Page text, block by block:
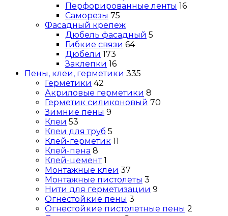
Перфорированные ленты 16
Саморезы 75
Фасадный крепеж
Дюбель фасадный 5
Гибкие связи 64
Дюбели 173
Заклепки 16
Пены, клеи, герметики 335
Герметики 42
Акриловые герметики 8
Герметик силиконовый 70
Зимние пены 9
Клеи 53
Клеи для труб 5
Клей-герметик 11
Клей-пена 8
Клей-цемент 1
Монтажные клеи 37
Монтажные пистолеты 3
Нити для герметизации 9
Огнестойкие пены 3
Огнестойкие пистолетные пены 2